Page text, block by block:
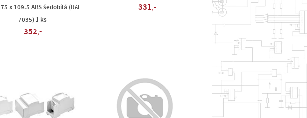
x 109.5 ABS šedobílá (RAL
7035) 1 ks
352,-
331,-